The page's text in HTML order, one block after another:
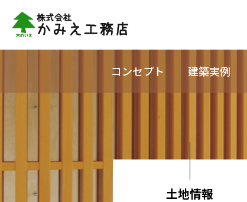
コンセプト 建築実例
土地情報